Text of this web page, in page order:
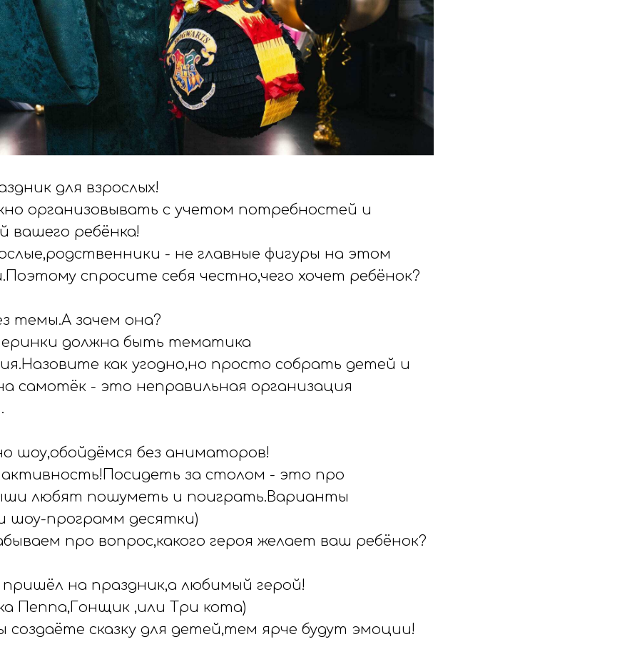
для взрослых!
организовывать с учетом потребностей и
вашего ребёнка!
- не главные фигуры на этом
спросите себя честно,чего хочет ребёнок?
темы.А зачем она?
должна быть тематика
как угодно,но просто собрать детей и
самотёк - это неправильная организация
шоу,обойдёмся без аниматоров!
за столом - это про
любят пошуметь и поиграть.Варианты
шоу-программ десятки)
про вопрос,какого героя желает ваш ребёнок?
на праздник,а любимый герой!
Пеппа,Гонщик ,или Три кота)
создаёте сказку для детей,тем ярче будут эмоции!